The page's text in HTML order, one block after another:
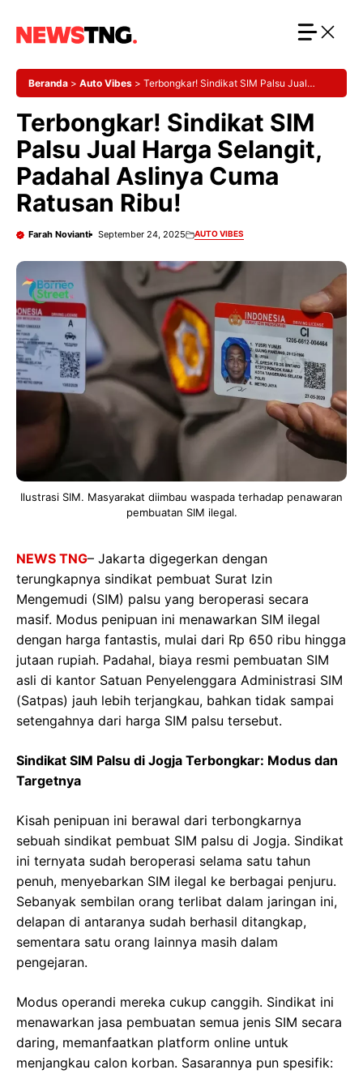
Beranda > Auto Vibes > Terbongkar! Sindikat SIM Palsu Jual
Terbongkar! Sindikat SIM
Palsu Jual Harga Selangit,
Padahal Aslinya Cuma
Ratusan Ribu!
Farah Novianti September 24, 2025 AUTO VIBES
Ilustrasi SIM. Masyarakat diimbau waspada terhadap penawaran
pembuatan SIM ilegal.
NEWS TNG– Jakarta digegerkan dengan
terungkapnya sindikat pembuat Surat Izin
Mengemudi (SIM) palsu yang beroperasi secara
masif. Modus penipuan ini menawarkan SIM ilegal
dengan harga fantastis, mulai dari Rp 650 ribu hingga
jutaan rupiah. Padahal, biaya resmi pembuatan SIM
asli di kantor Satuan Penyelenggara Administrasi SIM
(Satpas) jauh lebih terjangkau, bahkan tidak sampai
setengahnya dari harga SIM palsu tersebut.
Sindikat SIM Palsu di Jogja Terbongkar: Modus dan
Targetnya
Kisah penipuan ini berawal dari terbongkarnya
sebuah sindikat pembuat SIM palsu di Jogja. Sindikat
ini ternyata sudah beroperasi selama satu tahun
penuh, menyebarkan SIM ilegal ke berbagai penjuru.
Sebanyak sembilan orang terlibat dalam jaringan ini,
delapan di antaranya sudah berhasil ditangkap,
sementara satu orang lainnya masih dalam
pengejaran.
Modus operandi mereka cukup canggih. Sindikat ini
menawarkan jasa pembuatan semua jenis SIM secara
daring, memanfaatkan platform online untuk
menjangkau calon korban. Sasarannya pun spesifik: